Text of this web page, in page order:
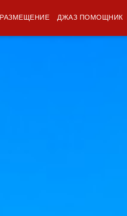
РАЗМЕЩЕНИЕ ДЖАЗ ПОМОЩНИК